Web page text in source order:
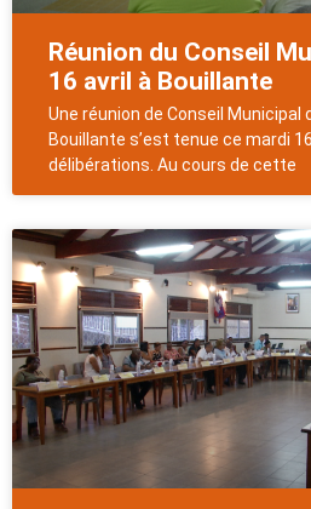
Réunion du Conseil
16 avril à Bouillante
Une réunion de Conseil Municipal
Bouillante s’est tenue ce mardi
délibérations. Au cours de cette